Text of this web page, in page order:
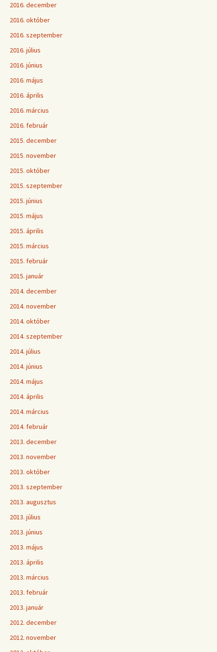
2016. december
2016. október
2016. szeptember
2016. július
2016. június
2016. május
2016. április
2016. március
2016. február
2015. december
2015. november
2015. október
2015. szeptember
2015. június
2015. május
2015. április
2015. március
2015. február
2015. január
2014. december
2014. november
2014. október
2014. szeptember
2014. július
2014. június
2014. május
2014. április
2014. március
2014. február
2013. december
2013. november
2013. október
2013. szeptember
2013. augusztus
2013. július
2013. június
2013. május
2013. április
2013. március
2013. február
2013. január
2012. december
2012. november